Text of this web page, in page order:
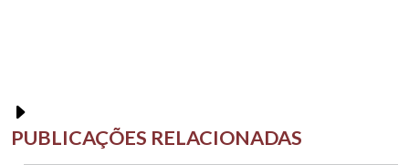
PUBLICAÇÕES RELACIONADAS